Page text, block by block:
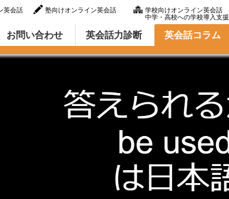
英会話 塾向けオンライン英会話
学校向けオンライン英会話
中学・高校への学校導入支援
言い方・英語表現）
お問い合わせ 英会話力診断 英会話コラム